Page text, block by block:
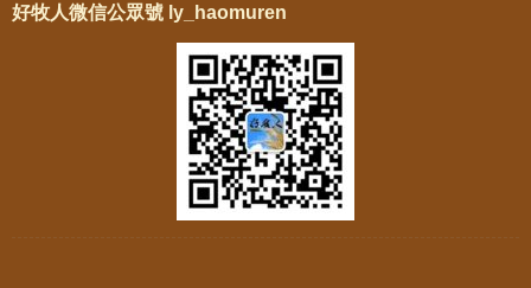
好牧人微信公眾號 ly_haomuren